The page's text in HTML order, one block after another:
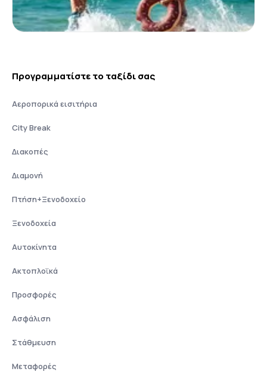
Προγραμματίστε το ταξίδι σας
Αεροπορικά εισιτήρια
City Break
Διακοπές
Διαμονή
Πτήση+Ξενοδοχείο
Ξενοδοχεία
Αυτοκίνητα
Ακτοπλοϊκά
Προσφορές
Ασφάλιση
Στάθμευση
Μεταφορές